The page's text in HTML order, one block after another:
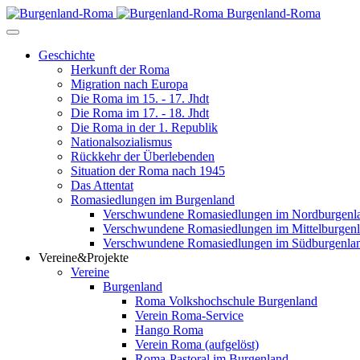
Burgenland-Roma
Geschichte
Herkunft der Roma
Migration nach Europa
Die Roma im 15. - 17. Jhdt
Die Roma im 17. - 18. Jhdt
Die Roma in der 1. Republik
Nationalsozialismus
Rückkehr der Überlebenden
Situation der Roma nach 1945
Das Attentat
Romasiedlungen im Burgenland
Verschwundene Romasiedlungen im
Verschwundene Romasiedlungen im
Verschwundene Romasiedlungen im
Vereine&Projekte
Vereine
Burgenland
Roma Volkshochschule Burgenland
Verein Roma-Service
Hango Roma
Verein Roma (aufgelöst)